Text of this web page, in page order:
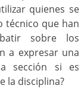
quienes se
técnico que han
sobre los
a expresar una
sección si es
la disciplina?